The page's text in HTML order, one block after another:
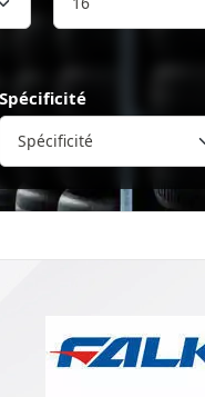
Spécificité
Spécificité